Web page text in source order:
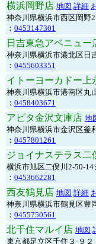
横浜岡野店 地図 詳細
神奈川県横浜市西区岡野
： 0453147301
日吉東急アベニュー
神奈川県横浜市港北区
： 0455603351
イトーヨーカドー上
神奈川県横浜市港南区丸
： 0458403671
アピタ金沢文庫店 地
神奈川県横浜市金沢区釜
： 0457801261
ジョイナステラス二
横浜市旭区二俣川2-50-
： 0453662281
西友鶴見店 地図 詳細
神奈川県横浜市鶴見区豊
： 0455750561
北千住マルイ店 地図
東京都足立区千住３-９２